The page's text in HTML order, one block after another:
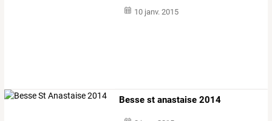
10 janv. 2015
Besse st anastaise 2014